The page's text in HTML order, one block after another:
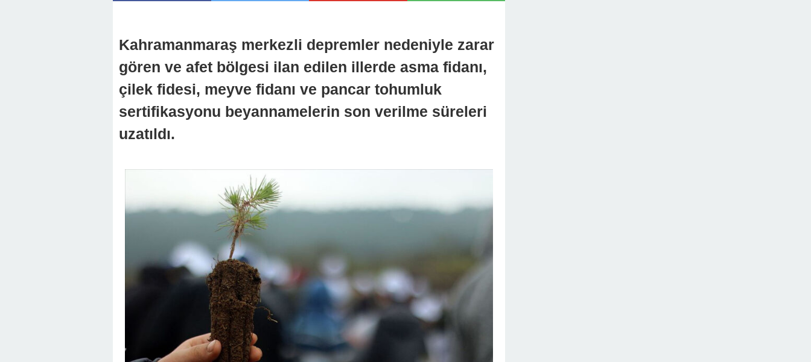
Kahramanmaraş merkezli depremler nedeniyle zarar
gören ve afet bölgesi ilan edilen illerde asma fidanı,
çilek fidesi, meyve fidanı ve pancar tohumluk
sertifikasyonu beyannamelerin son verilme süreleri
uzatıldı.